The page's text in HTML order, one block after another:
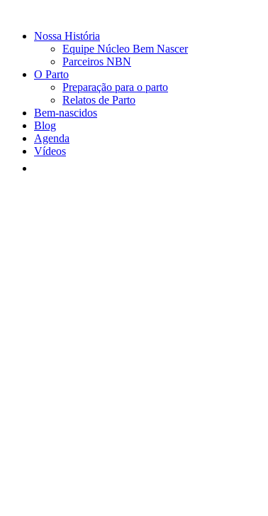
Nossa História
Equipe Núcleo Bem Nascer
Parceiros NBN
O Parto
Preparação para o parto
Relatos de Parto
Bem-nascidos
Blog
Agenda
Vídeos